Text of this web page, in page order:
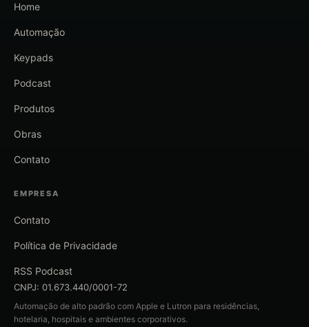
Home
Automação
Keypads
Podcast
Produtos
Obras
Contato
EMPRESA
Contato
Política de Privacidade
RSS Podcast
CNPJ: 01.673.440/0001-72
Automação de alto padrão com Apple e Lutron para residências,
hotelaria, hospitais e ambientes corporativos.